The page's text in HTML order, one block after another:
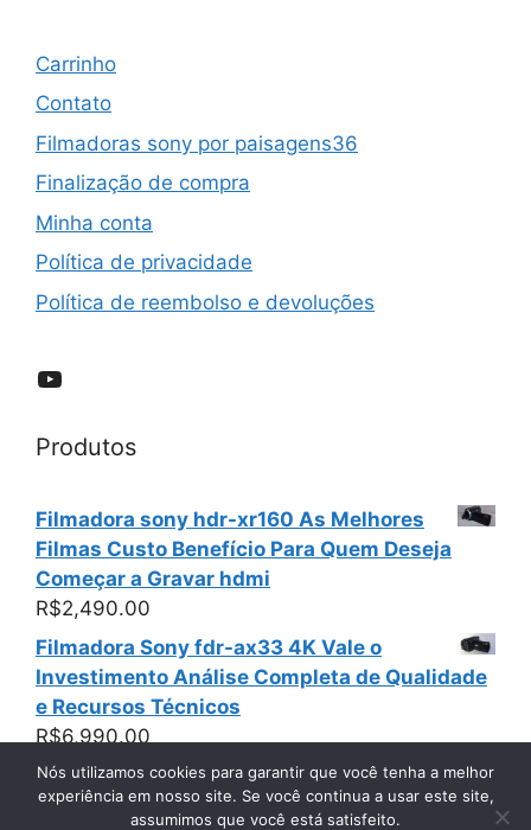
Carrinho
Contato
Filmadoras sony por paisagens36
Finalização de compra
Minha conta
Política de privacidade
Política de reembolso e devoluções
YouTube
Produtos
Filmadora sony hdr-xr160 As Melhores
Filmas Custo Benefício Para Quem Deseja
Começar a Gravar hdmi
R$2,490.00
Filmadora Sony fdr-ax33 4K Vale o
Investimento Análise Completa de Qualidade
e Recursos Técnicos
R$6,990.00
Nós utilizamos cookies para garantir que você tenha a melhor
experiência em nosso site. Se você continua a usar este site,
assumimos que você está satisfeito.